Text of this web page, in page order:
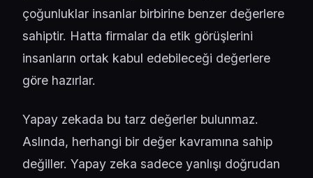
çoğunluklar insanlar birbirine benzer değerlere
sahiptir. Hatta firmalar da etik görüşlerini
insanların ortak kabul edebileceği değerlere
göre hazırlar.
Yapay zekada bu tarz değerler bulunmaz.
Aslında, herhangi bir değer kavramına sahip
değiller. Yapay zeka sadece yanlışı doğrudan